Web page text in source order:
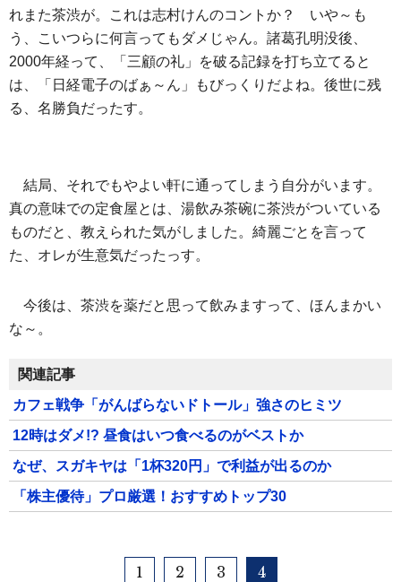
れまた茶渋が。これは志村けんのコントか？ いや～も
う、こいつらに何言ってもダメじゃん。諸葛孔明没後、
2000年経って、「三顧の礼」を破る記録を打ち立てると
は、「日経電子のばぁ～ん」もびっくりだよね。後世に残
る、名勝負だったす。
結局、それでもやよい軒に通ってしまう自分がいます。
真の意味での定食屋とは、湯飲み茶碗に茶渋がついている
ものだと、教えられた気がしました。綺麗ごとを言って
た、オレが生意気だったっす。
今後は、茶渋を薬だと思って飲みますって、ほんまかい
な～。
関連記事
カフェ戦争「がんばらないドトール」強さのヒミツ
12時はダメ!? 昼食はいつ食べるのがベストか
なぜ、スガキヤは「1杯320円」で利益が出るのか
「株主優待」プロ厳選！おすすめトップ30
1 2 3 4